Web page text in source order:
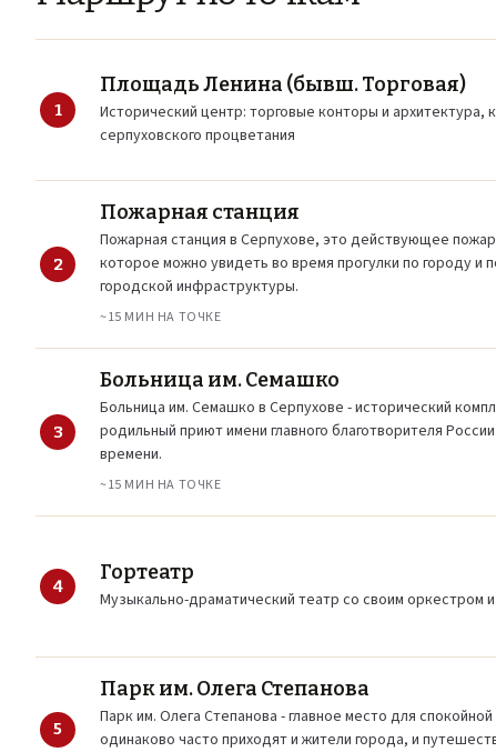
1
Площадь Ленина (бывш. Торговая)
Исторический центр: торговые конторы и архитектура,
серпуховского процветания
2
Пожарная станция
Пожарная станция в Серпухове, это действующее
которое можно увидеть во время прогулки по городу и
городской инфраструктуры.
~15 МИН НА ТОЧКЕ
3
Больница им. Семашко
Больница им. Семашко в Серпухове - исторический
родильный приют имени главного благотворителя
времени.
~15 МИН НА ТОЧКЕ
4
Гортеатр
Музыкально-драматический театр со своим оркестром
5
Парк им. Олега Степанова
Парк им. Олега Степанова - главное место для
одинаково часто приходят и жители города, и